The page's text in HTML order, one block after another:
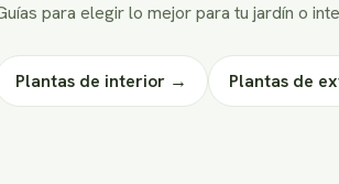
para elegir lo mejor para tu jardín o
Plantas de interior → Plantas de